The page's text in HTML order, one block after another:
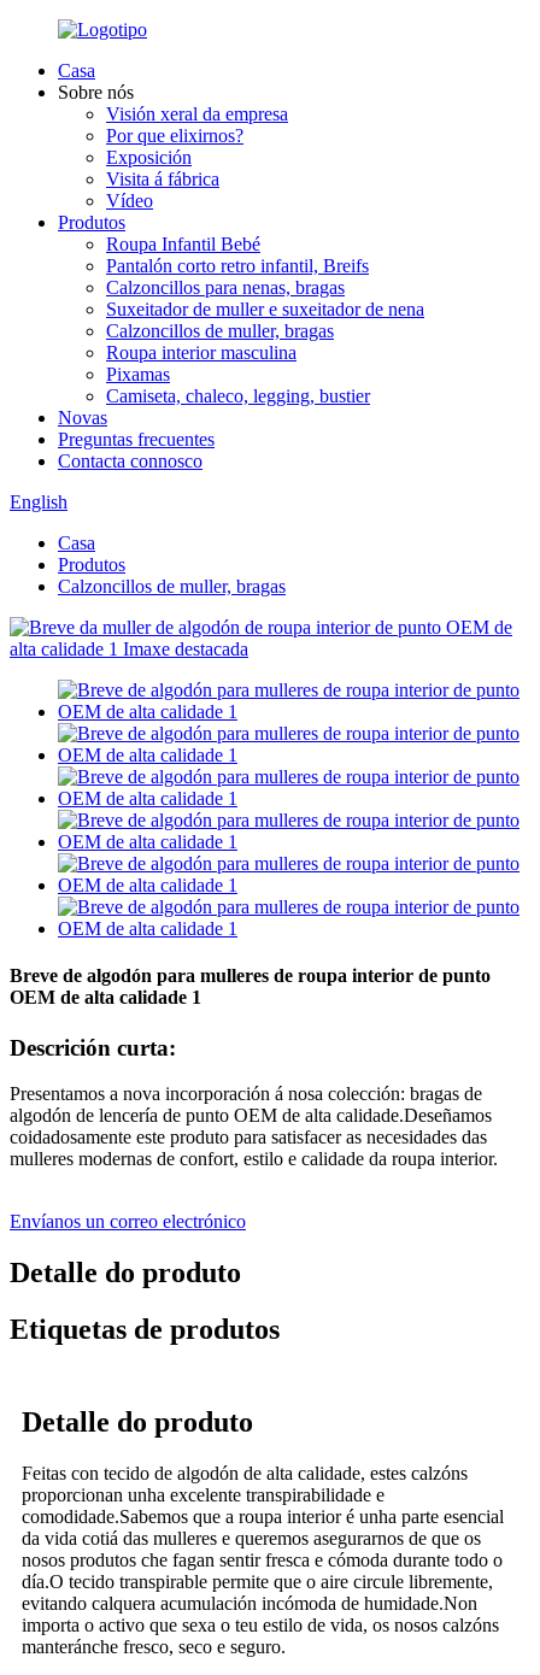
Casa
Sobre nós
Visión xeral da empresa
Por que elixirnos?
Exposición
Visita á fábrica
Vídeo
Produtos
Roupa Infantil Bebé
Pantalón corto retro infantil, Breifs
Calzoncillos para nenas, bragas
Suxeitador de muller e suxeitador de nena
Calzoncillos de muller, bragas
Roupa interior masculina
Pixamas
Camiseta, chaleco, legging, bustier
Novas
Preguntas frecuentes
Contacta connosco
English
Casa
Produtos
Calzoncillos de muller, bragas
Breve de algodón para mulleres de roupa interior de punto
OEM de alta calidade 1
Descrición curta:
Presentamos a nova incorporación á nosa colección: bragas de
algodón de lencería de punto OEM de alta calidade.Deseñamos
coidadosamente este produto para satisfacer as necesidades das
mulleres modernas de confort, estilo e calidade da roupa interior.
Envíanos un correo electrónico
Detalle do produto
Etiquetas de produtos
Detalle do produto
Feitas con tecido de algodón de alta calidade, estes calzóns
proporcionan unha excelente transpirabilidade e
comodidade.Sabemos que a roupa interior é unha parte esencial
da vida cotiá das mulleres e queremos asegurarnos de que os
nosos produtos che fagan sentir fresca e cómoda durante todo o
día.O tecido transpirable permite que o aire circule libremente,
evitando calquera acumulación incómoda de humidade.Non
importa o activo que sexa o teu estilo de vida, os nosos calzóns
manteránche fresco, seco e seguro.